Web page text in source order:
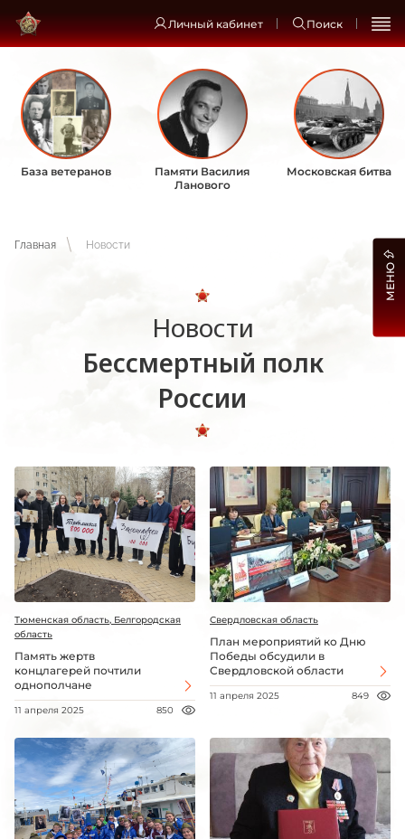
Личный кабинет Поиск
База ветеранов
Памяти Василия
Ланового
Московская битва
Главная Новости
Новости
Бессмертный полк
России
Тюменская область, Белгородская
область
Память жертв
концлагерей почтили
однополчане
11 апреля 2025 850
Свердловская область
План мероприятий ко Дню
Победы обсудили в
Свердловской области
11 апреля 2025 849
МЕНЮ